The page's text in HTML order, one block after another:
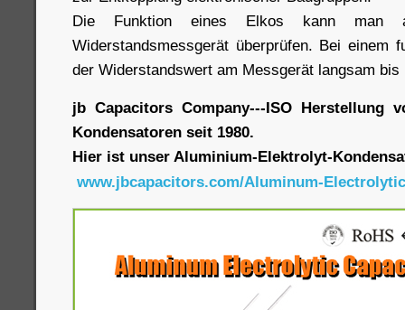
Die Funktion eines Elkos kann man
Widerstandsmessgerät überprüfen. Bei einem
der Widerstandswert am Messgerät langsam bis
jb Capacitors Company---ISO Herstellung
Kondensatoren seit 1980.
Hier ist unser Aluminium-Elektrolyt-
www.jbcapacitors.com/Aluminum-